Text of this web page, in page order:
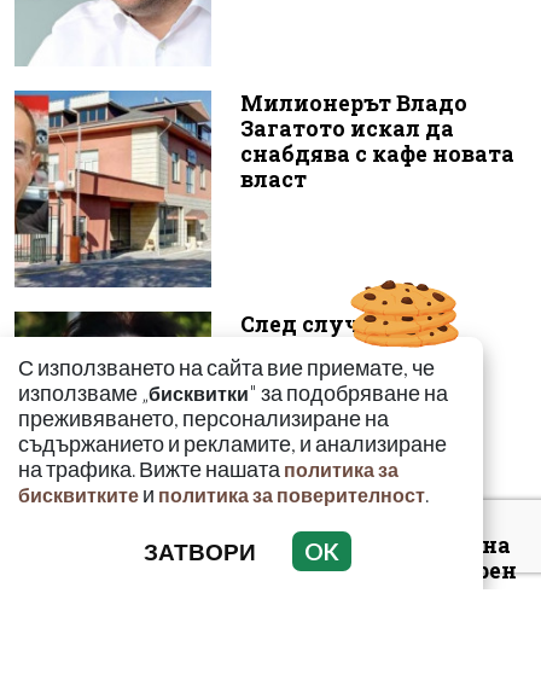
Милионерът Владо
Загатото искал да
снабдява с кафе новата
власт
След случая с
родилката от Варна:
Още едно семейство
разказа за бремен...
Луксозният майбах на
Митьо Очите опожарен
заради балони с райски
С използването на сайта вие приемате, че
използваме „бисквитки" за подобряване на
преживяването, персонализиране на
съдържанието и рекламите, и анализиране
на трафика. Вижте нашата политика за
бисквитките и политика за поверителност.
ЗАТВОРИ OK